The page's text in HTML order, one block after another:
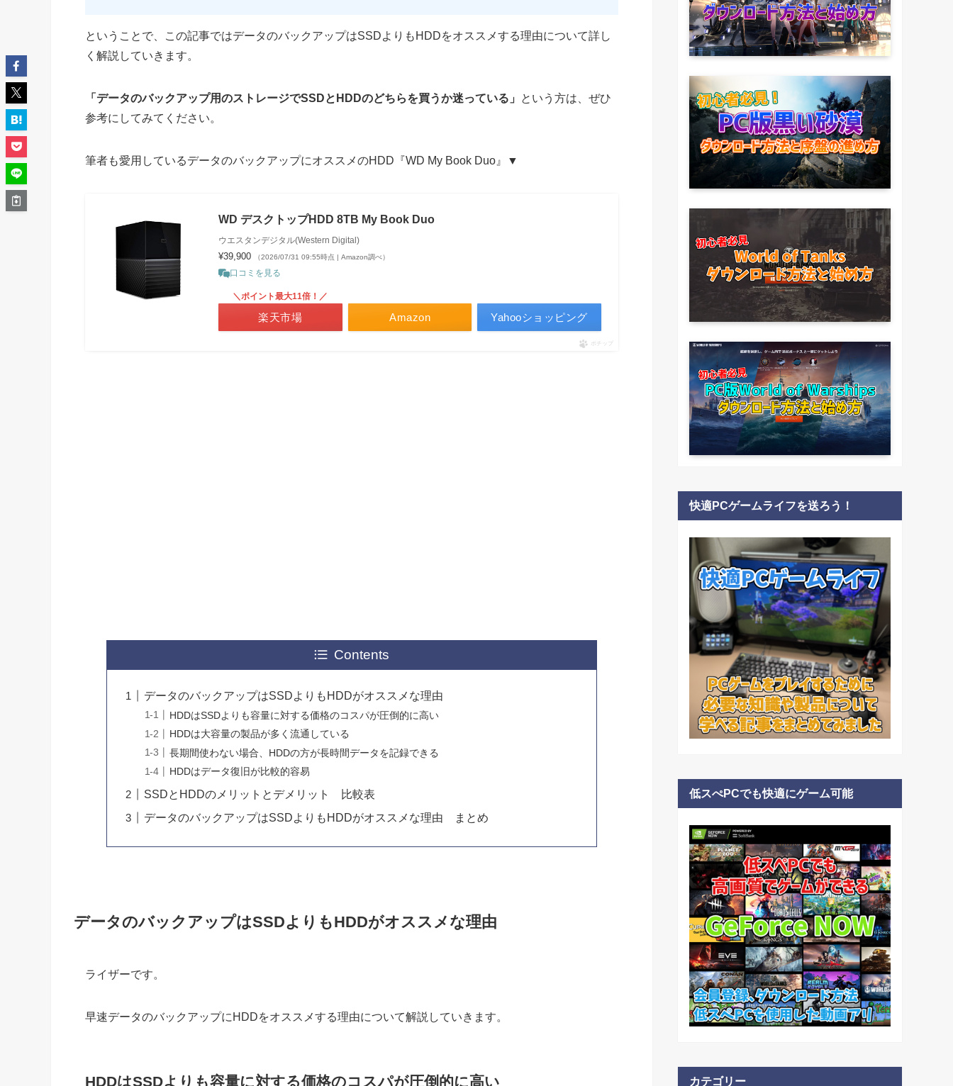
ということで、この記事ではデータのバックアップはSSDよりもHDDをオススメする理由について詳し
く解説していきます。
「データのバックアップ用のストレージでSSDとHDDのどちらを買うか迷っている」
という方は、ぜひ
参考にしてみてください。
筆者も愛用しているデータのバックアップにオススメのHDD『WD My Book Duo』▼
WD デスクトップHDD 8TB My Book Duo
ウエスタンデジタル(Western Digital)
¥39,900 （2026/07/31 09:55時点 | Amazon調べ）
口コミを見る
Amazon
＼ポイント最大11倍！／
楽天市場 Yahooショッピング
ポチップ
Contents
データのバックアップはSSDよりもHDDがオススメな理由
HDDはSSDよりも容量に対する価格のコスパが圧倒的に高い
HDDは大容量の製品が多く流通している
長期間使わない場合、HDDの方が長時間データを記録できる
HDDはデータ復旧が比較的容易
SSDとHDDのメリットとデメリット 比較表
データのバックアップはSSDよりもHDDがオススメな理由 まとめ
データのバックアップはSSDよりもHDDがオススメな理由
ライザーです。
早速データのバックアップにHDDをオススメする理由について解説していきます。
HDDはSSDよりも容量に対する価格のコスパが圧倒的に高い
快適PCゲームライフを送ろう！
低スぺPCでも快適にゲーム可能
カテゴリー